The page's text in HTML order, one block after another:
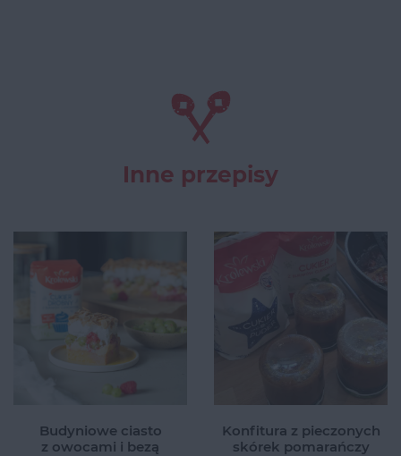
Inne przepisy
Budyniowe ciasto
z owocami i bezą
Konfitura z pieczonych
skórek pomarańczy